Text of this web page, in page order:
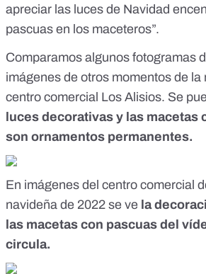
apreciar las luces de Navidad
pascuas en los maceteros”.
Comparamos algunos fotogramas
imágenes de otros momentos de la
centro comercial Los Alisios. Se
luces decorativas y las macetas
son ornamentos permanentes.
En imágenes del centro comercial
navideña de 2022 se ve la
las macetas con pascuas del
circula.